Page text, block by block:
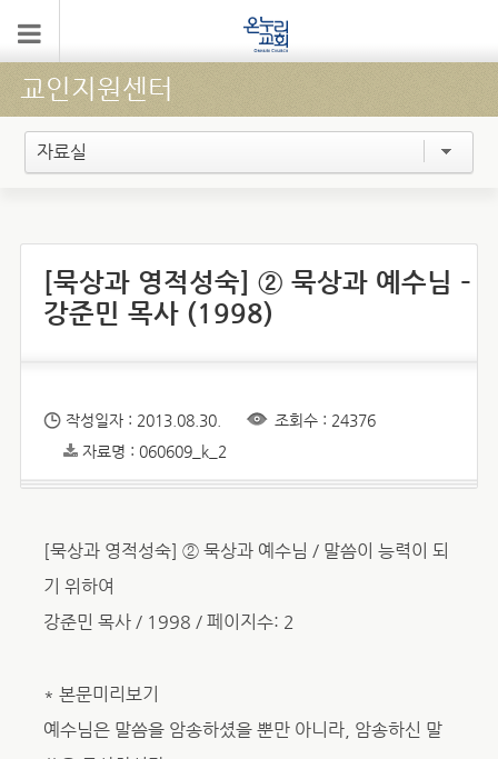
교인지원센터
자료실
[묵상과 영적성숙] ② 묵상과 예수님 –
강준민 목사 (1998)
작성일자 : 2013.08.30.
조회수 : 24376
자료명 : 060609_k_2
[묵상과 영적성숙] ② 묵상과 예수님 / 말씀이 능력이 되
기 위하여
강준민 목사 / 1998 / 페이지수: 2
* 본문미리보기
예수님은 말씀을 암송하셨을 뿐만 아니라, 암송하신 말